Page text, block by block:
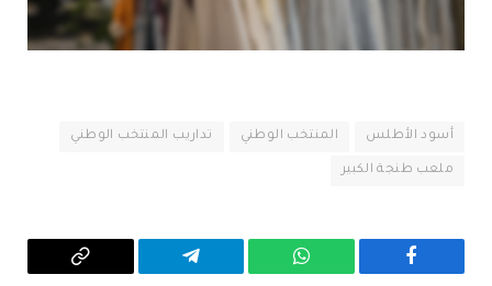
أسود الأطلس المنتخب الوطني تداريب المنتخب الوطني
ملعب طنجة الكبير
فيسبوك واتساب تيلقرام
Copy